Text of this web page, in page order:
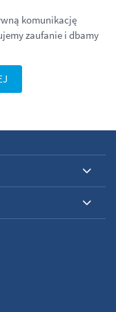
komunikację
zaufanie i dbamy